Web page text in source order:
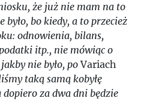
że już nie mam na to
było, bo kiedy, a to przecież
odnowienia, bilans,
itp., nie mówiąc o
nie było, poVariach
taką samą kobyłę
za dwa dni będzie